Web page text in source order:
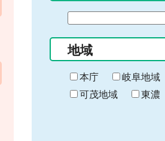
の
始
ま
り
地域
本庁 岐阜地域
可茂地域
東濃